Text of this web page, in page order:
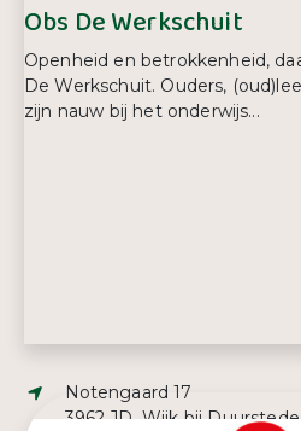
Obs De Werkschuit
Openheid en betrokkenheid,
De Werkschuit. Ouders,
zijn nauw bij het onderwijs...
Adres:
Notengaard 17
3962 JD, Wijk bij Duurstede